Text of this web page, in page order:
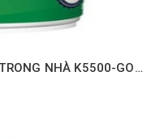
SƠN KOVA BÁN BÓNG CAO CẤP TRONG NHÀ K5500-GOLD